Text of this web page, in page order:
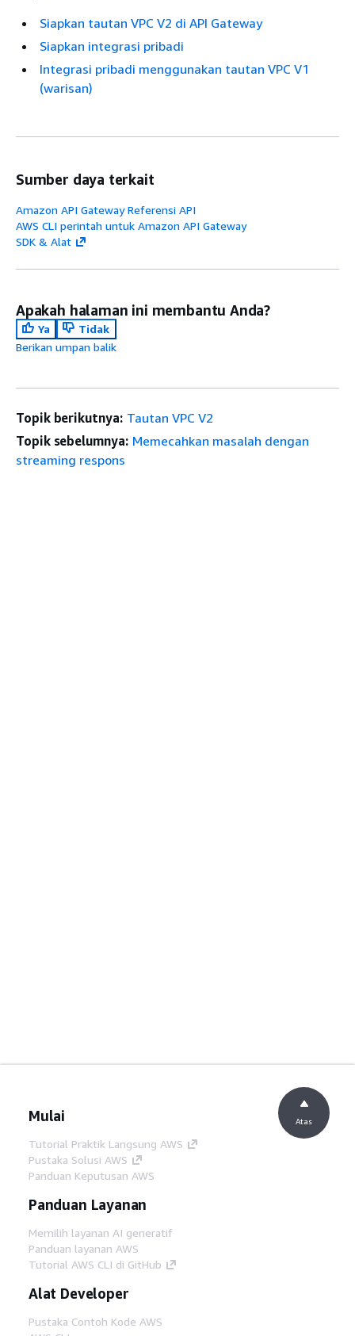
Siapkan tautan VPC V2 di API Gateway
Siapkan integrasi pribadi
Integrasi pribadi menggunakan tautan VPC V1
(warisan)
Sumber daya terkait
Amazon API Gateway Referensi API
AWS CLI perintah untuk Amazon API Gateway
SDK & Alat
Apakah halaman ini membantu Anda?
Ya
Tidak
Berikan umpan balik
Topik berikutnya: Tautan VPC V2
Topik sebelumnya: Memecahkan masalah dengan
streaming respons
Mulai
Tutorial Praktik Langsung AWS
Pustaka Solusi AWS
Panduan Keputusan AWS
Panduan Layanan
Memilih layanan AI generatif
Panduan layanan AWS
Tutorial AWS CLI di GitHub
Alat Developer
Pustaka Contoh Kode AWS
Atas